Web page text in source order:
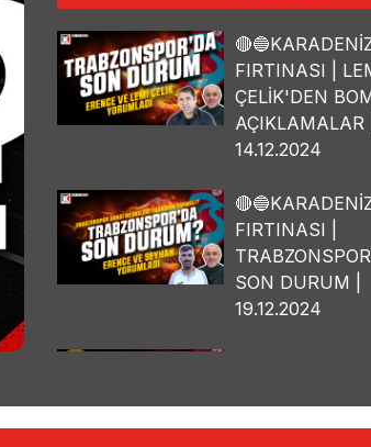
FIRTINASI |
ÇELİK'DEN
AÇIKLAMALAR |
14.12.2024
FIRTINASI |
SON DURUM |
19.12.2024